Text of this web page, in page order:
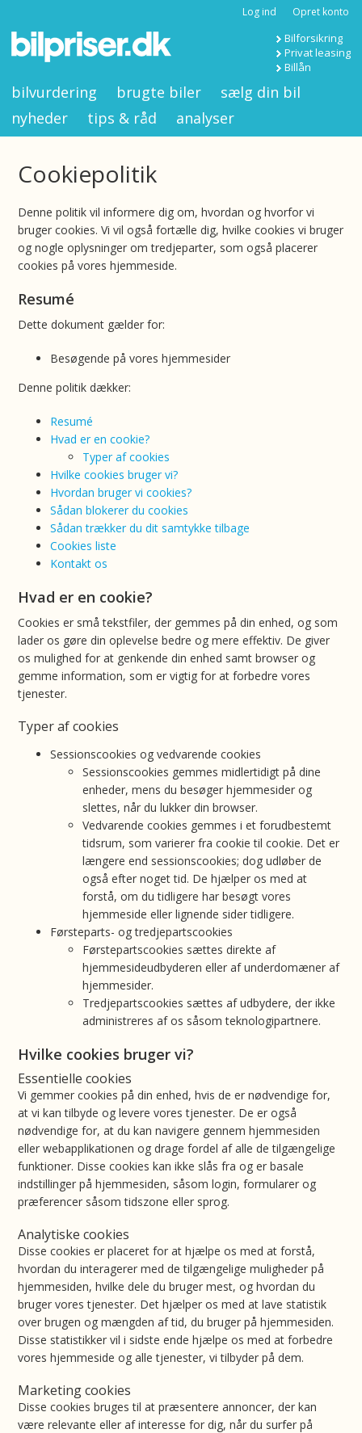
Log ind Opret konto
Bilforsikring
Privat leasing
Billån
bilvurdering brugte biler
sælg din bil
nyheder
tips & råd analyser
Cookiepolitik
Denne politik vil informere dig om, hvordan og hvorfor vi
bruger cookies. Vi vil også fortælle dig, hvilke cookies vi bruger
og nogle oplysninger om tredjeparter, som også placerer
cookies på vores hjemmeside.
Resumé
Dette dokument gælder for:
Besøgende på vores hjemmesider
Denne politik dækker:
Resumé
Hvad er en cookie?
Typer af cookies
Hvilke cookies bruger vi?
Hvordan bruger vi cookies?
Sådan blokerer du cookies
Sådan trækker du dit samtykke tilbage
Cookies liste
Kontakt os
Hvad er en cookie?
Cookies er små tekstfiler, der gemmes på din enhed, og som
lader os gøre din oplevelse bedre og mere effektiv. De giver
os mulighed for at genkende din enhed samt browser og
gemme information, som er vigtig for at forbedre vores
tjenester.
Typer af cookies
Sessionscookies og vedvarende cookies
Sessionscookies gemmes midlertidigt på dine
enheder, mens du besøger hjemmesider og
slettes, når du lukker din browser.
Vedvarende cookies gemmes i et forudbestemt
tidsrum, som varierer fra cookie til cookie. Det er
længere end sessionscookies; dog udløber de
også efter noget tid. De hjælper os med at
forstå, om du tidligere har besøgt vores
hjemmeside eller lignende sider tidligere.
Førsteparts- og tredjepartscookies
Førstepartscookies sættes direkte af
hjemmesideudbyderen eller af underdomæner af
hjemmesider.
Tredjepartscookies sættes af udbydere, der ikke
administreres af os såsom teknologipartnere.
Hvilke cookies bruger vi?
Essentielle cookies
Vi gemmer cookies på din enhed, hvis de er nødvendige for,
at vi kan tilbyde og levere vores tjenester. De er også
nødvendige for, at du kan navigere gennem hjemmesiden
eller webapplikationen og drage fordel af alle de tilgængelige
funktioner. Disse cookies kan ikke slås fra og er basale
indstillinger på hjemmesiden, såsom login, formularer og
præferencer såsom tidszone eller sprog.
Analytiske cookies
Disse cookies er placeret for at hjælpe os med at forstå,
hvordan du interagerer med de tilgængelige muligheder på
hjemmesiden, hvilke dele du bruger mest, og hvordan du
bruger vores tjenester. Det hjælper os med at lave statistik
over brugen og mængden af tid, du bruger på hjemmesiden.
Disse statistikker vil i sidste ende hjælpe os med at forbedre
vores hjemmeside og alle tjenester, vi tilbyder på dem.
Marketing cookies
Disse cookies bruges til at præsentere annoncer, der kan
være relevante eller af interesse for dig, når du surfer på